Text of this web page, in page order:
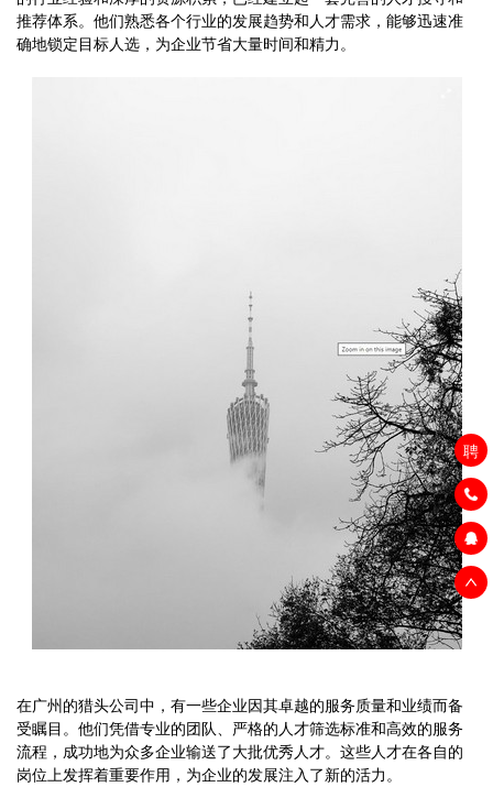
聘
推荐体系。他们熟悉各个行业的发展趋势和人才需求，能够迅速准
确地锁定目标人选，为企业节省大量时间和精力。
在广州的猎头公司中，有一些企业因其卓越的服务质量和业绩而备
受瞩目。他们凭借专业的团队、严格的人才筛选标准和高效的服务
流程，成功地为众多企业输送了大批优秀人才。这些人才在各自的
岗位上发挥着重要作用，为企业的发展注入了新的活力。